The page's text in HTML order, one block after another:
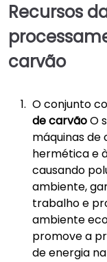
Recursos
carvão
O conjunto
de carvãoO
máquinas
hermética e
causando
ambiente,
trabalho e
ambiente
promove a
de energia